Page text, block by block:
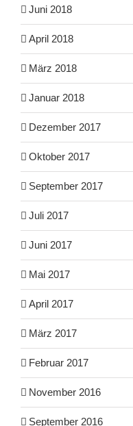
Juni 2018
April 2018
März 2018
Januar 2018
Dezember 2017
Oktober 2017
September 2017
Juli 2017
Juni 2017
Mai 2017
April 2017
März 2017
Februar 2017
November 2016
September 2016